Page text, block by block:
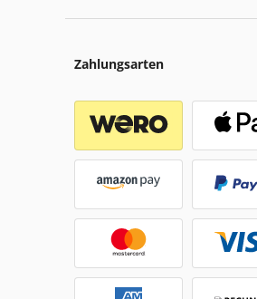
Zahlungsarten